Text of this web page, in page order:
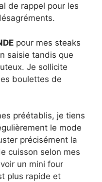
de rappel pour les
pour mes steaks
saisie tandis que
Je sollicite
boulettes de
préétablis, je tiens
le mode
précisément la
cuisson selon mes
un mini four
plus rapide et